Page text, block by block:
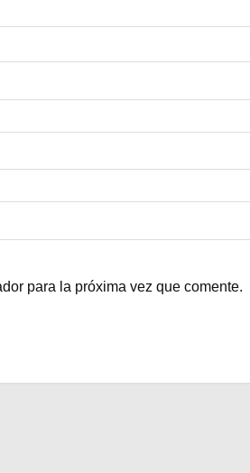
para la próxima vez que comente.